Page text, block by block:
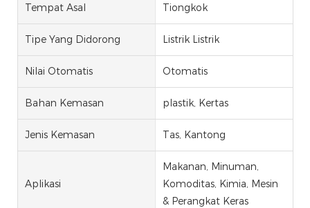
Tempat Asal Tiongkok
Tipe Yang Didorong Listrik Listrik
Nilai Otomatis Otomatis
Bahan Kemasan plastik, Kertas
Jenis Kemasan Tas, Kantong
Aplikasi
Makanan, Minuman,
Komoditas, Kimia, Mesin
& Perangkat Keras